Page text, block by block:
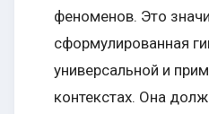
феноменов. Это
сформулированная
универсальной и
контекстах. Она